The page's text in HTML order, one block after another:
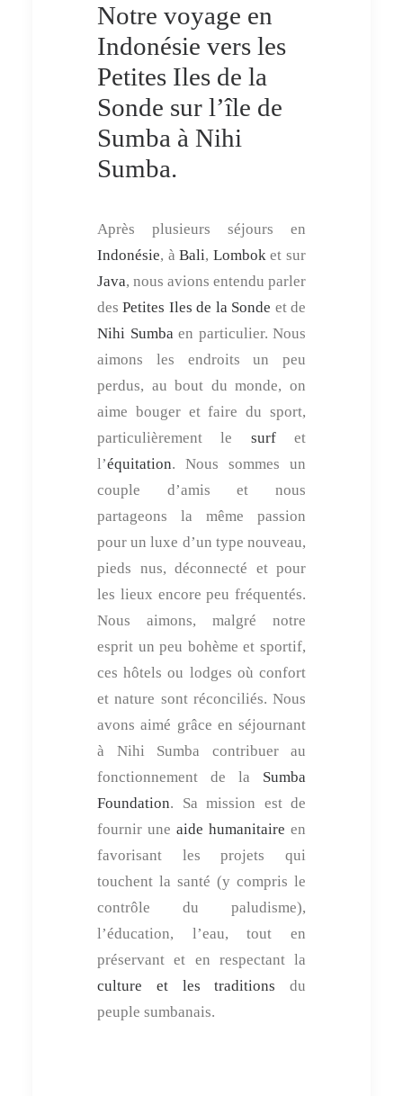
Notre voyage en
Indonésie vers les
Petites Iles de la
Sonde sur l’île de
Sumba à Nihi
Sumba.
Après plusieurs séjours en
Indonésie, àBali, Lomboket sur
Java, nous avions entendu parler
desPetites Iles de la Sonde et de
Nihi Sumbaen particulier. Nous
aimons les endroits un peu
perdus, au bout du monde, on
aime bouger et faire du sport,
particulièrement le surfet
l’équitation. Nous sommes un
couple d’amis et nous
partageons la même passion
pour un luxe d’un type nouveau,
pieds nus, déconnecté et pour
les lieux encore peu fréquentés.
Nous aimons, malgré notre
esprit un peu bohème et sportif,
ces hôtels ou lodges où confort
et nature sont réconciliés. Nous
avons aimé grâce en séjournant
à Nihi Sumba contribuer au
fonctionnement de la Sumba
Foundation. Sa mission est de
fournir une aide humanitaire en
favorisant les projets qui
touchent la santé (y compris le
contrôle du paludisme),
l’éducation, l’eau, tout en
préservant et en respectant la
culture et les traditions du
peuple sumbanais.